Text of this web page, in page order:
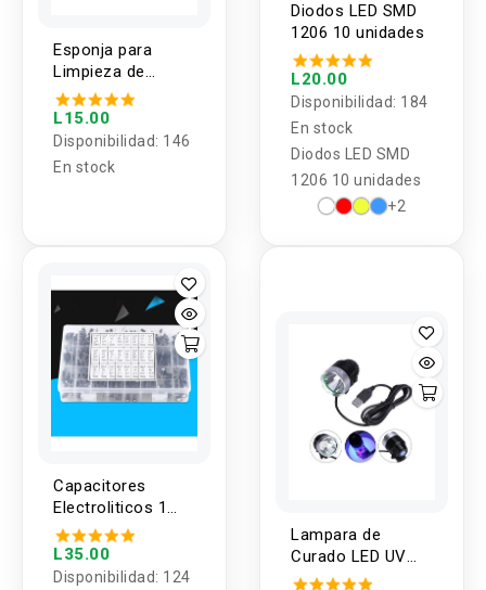
Esponja para
Limpieza de
Puntas de Cautin
(1 Unidad)
L15.00
Disponibilidad: 146
En stock
Diodos LED SMD
1206 10 unidades
L20.00
Disponibilidad: 184
En stock
Diodos LED SMD
1206 10 unidades
+2
Capacitores
Electroliticos 1
Valor 0.1-1000uF
(5 Unidades)
L35.00
Disponibilidad: 124
Lampara de
Curado LED UV
10W